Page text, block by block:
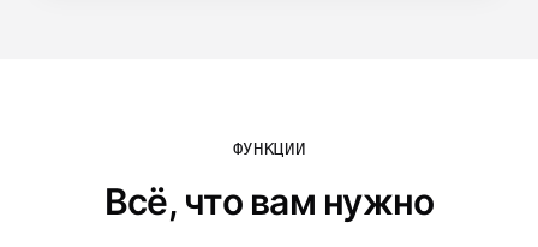
ФУНКЦИИ
Всё, что вам нужно